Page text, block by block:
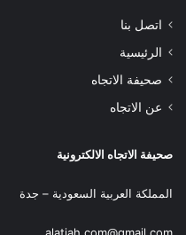
اتصل بنا
الرئيسية
صحيفة الاتجاه
عن الاتجاه
صحيفة الاتجاه الالكترونية
المملكة العربية السعودية – جدة
alatjah.com@gmail.com